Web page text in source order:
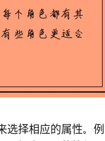
选择相应的属性。